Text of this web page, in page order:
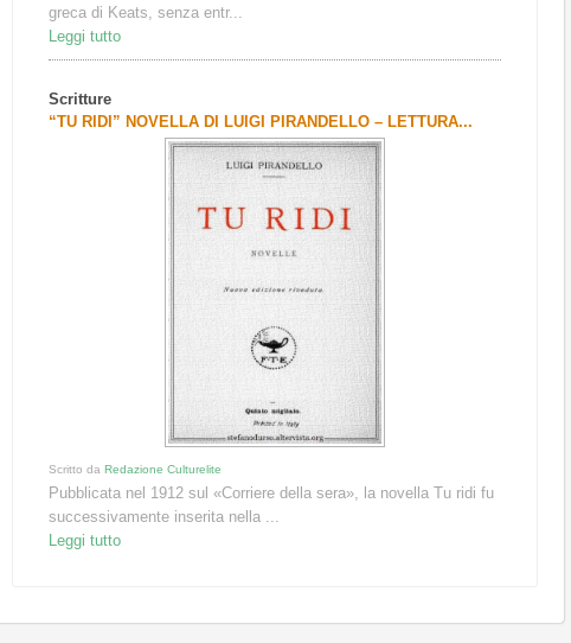
greca di Keats, senza entr...
Leggi tutto
Scritture
“TU RIDI” NOVELLA DI LUIGI PIRANDELLO – LETTURA...
Scritto daRedazione Culturelite
Pubblicata nel 1912 sul «Corriere della sera», la novella Tu ridi fu
successivamente inserita nella ...
Leggi tutto